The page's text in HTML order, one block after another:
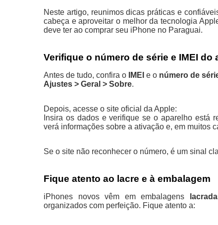
Neste artigo, reunimos dicas práticas e
cabeça e aproveitar o melhor da tecnologia
deve ter ao comprar seu iPhone no Paraguai.
Verifique o número de série e IMEI do
Antes de tudo, confira o IMEI e o número de
Ajustes > Geral > Sobre.
Depois, acesse o site oficial da Apple:
Insira os dados e verifique se o aparelho está
verá informações sobre a ativação e, em muitos
Se o site não reconhecer o número, é um sinal
Fique atento ao lacre e à embalagem
iPhones novos vêm em embalagens
organizados com perfeição. Fique atento a: